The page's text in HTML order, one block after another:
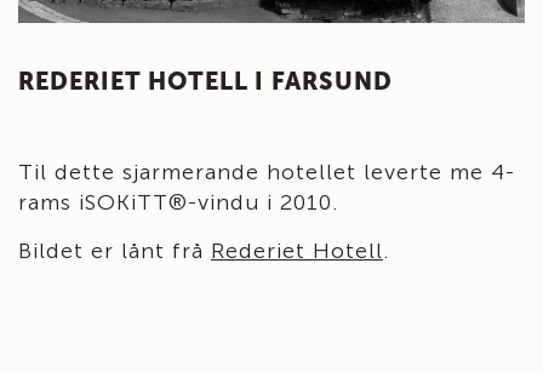
REDERIET HOTELL I FARSUND
Til dette sjarmerande hotellet leverte me 4-
rams iSOKiTT®-vindu i 2010.
Bildet er lånt frå Rederiet Hotell.